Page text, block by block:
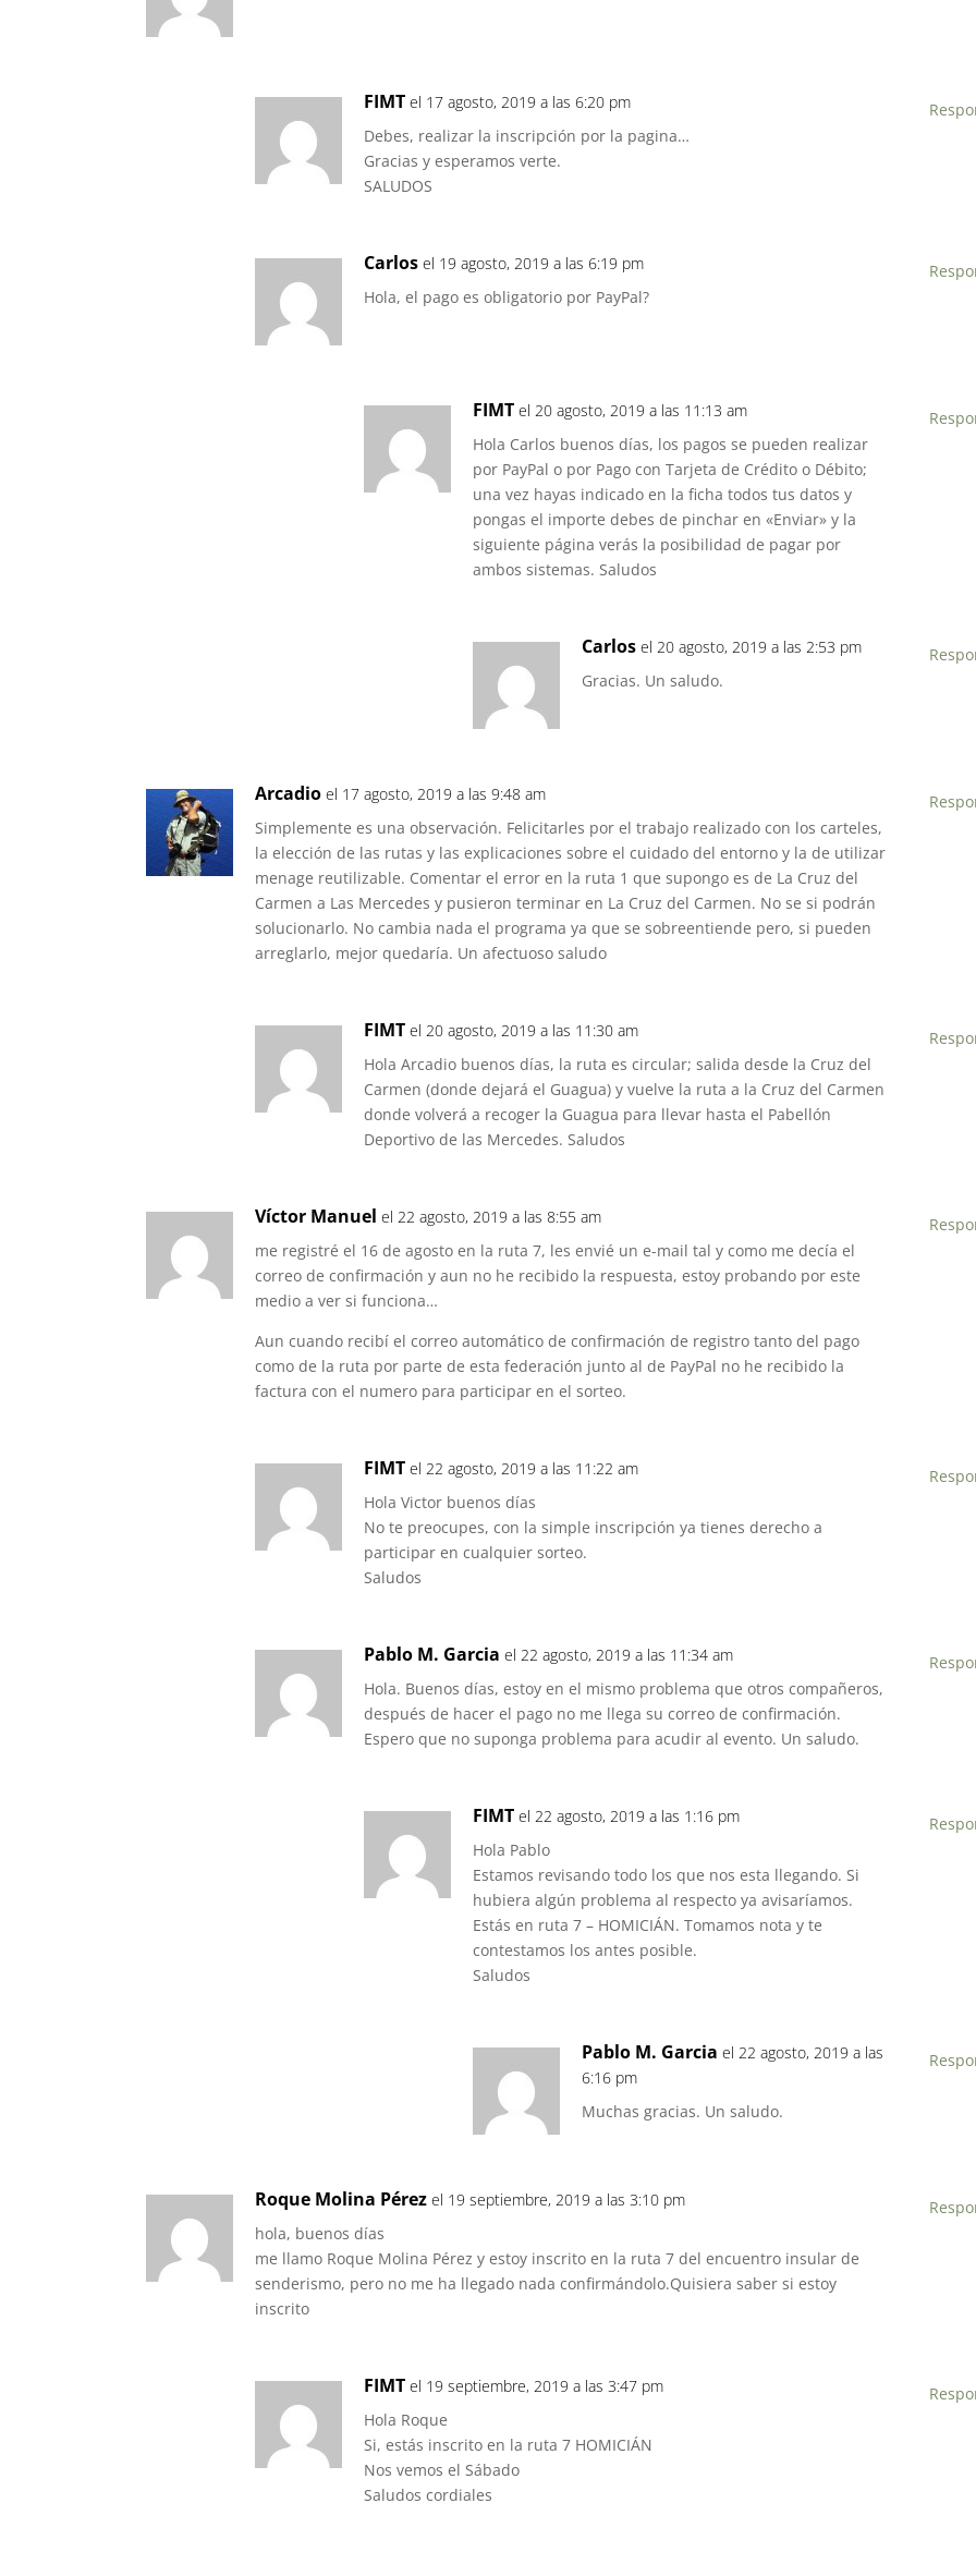
FIMT el 17 agosto, 2019 a las 6:20 pm
Debes, realizar la inscripción por la pagina…
Gracias y esperamos verte.
SALUDOS
Carlos el 19 agosto, 2019 a las 6:19 pm
Hola, el pago es obligatorio por PayPal?
FIMT el 20 agosto, 2019 a las 11:13 am
Hola Carlos buenos días, los pagos se pueden realizar
por PayPal o por Pago con Tarjeta de Crédito o Débito;
una vez hayas indicado en la ficha todos tus datos y
pongas el importe debes de pinchar en «Enviar» y la
siguiente página verás la posibilidad de pagar por
ambos sistemas. Saludos
Carlos el 20 agosto, 2019 a las 2:53 pm
Gracias. Un saludo.
Arcadio el 17 agosto, 2019 a las 9:48 am
Simplemente es una observación. Felicitarles por el trabajo realizado con los carteles,
la elección de las rutas y las explicaciones sobre el cuidado del entorno y la de utilizar
menage reutilizable. Comentar el error en la ruta 1 que supongo es de La Cruz del
Carmen a Las Mercedes y pusieron terminar en La Cruz del Carmen. No se si podrán
solucionarlo. No cambia nada el programa ya que se sobreentiende pero, si pueden
arreglarlo, mejor quedaría. Un afectuoso saludo
FIMT el 20 agosto, 2019 a las 11:30 am
Hola Arcadio buenos días, la ruta es circular; salida desde la Cruz del
Carmen (donde dejará el Guagua) y vuelve la ruta a la Cruz del Carmen
donde volverá a recoger la Guagua para llevar hasta el Pabellón
Deportivo de las Mercedes. Saludos
Víctor Manuel el 22 agosto, 2019 a las 8:55 am
me registré el 16 de agosto en la ruta 7, les envié un e-mail tal y como me decía el
correo de confirmación y aun no he recibido la respuesta, estoy probando por este
medio a ver si funciona…
Aun cuando recibí el correo automático de confirmación de registro tanto del pago
como de la ruta por parte de esta federación junto al de PayPal no he recibido la
factura con el numero para participar en el sorteo.
FIMT el 22 agosto, 2019 a las 11:22 am
Hola Victor buenos días
No te preocupes, con la simple inscripción ya tienes derecho a
participar en cualquier sorteo.
Saludos
Pablo M. Garcia el 22 agosto, 2019 a las 11:34 am
Hola. Buenos días, estoy en el mismo problema que otros compañeros,
después de hacer el pago no me llega su correo de confirmación.
Espero que no suponga problema para acudir al evento. Un saludo.
FIMT el 22 agosto, 2019 a las 1:16 pm
Hola Pablo
Estamos revisando todo los que nos esta llegando. Si
hubiera algún problema al respecto ya avisaríamos.
Estás en ruta 7 – HOMICIÁN. Tomamos nota y te
contestamos los antes posible.
Saludos
Pablo M. Garcia el 22 agosto, 2019 a las
6:16 pm
Muchas gracias. Un saludo.
Roque Molina Pérez el 19 septiembre, 2019 a las 3:10 pm
hola, buenos días
me llamo Roque Molina Pérez y estoy inscrito en la ruta 7 del encuentro insular de
senderismo, pero no me ha llegado nada confirmándolo.Quisiera saber si estoy
inscrito
FIMT el 19 septiembre, 2019 a las 3:47 pm
Hola Roque
Si, estás inscrito en la ruta 7 HOMICIÁN
Nos vemos el Sábado
Saludos cordiales